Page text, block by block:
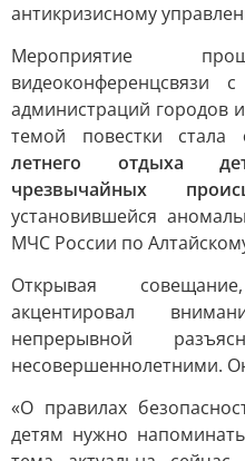
антикризисному
Мероприятие
видеоконференцсвязи
администраций городов
темой повестки стала
летнего отдыха
чрезвычайных
установившейся
МЧС России по
Открывая
акцентировал
непрерывной
несовершеннолетними.
«О правилах
детям нужно